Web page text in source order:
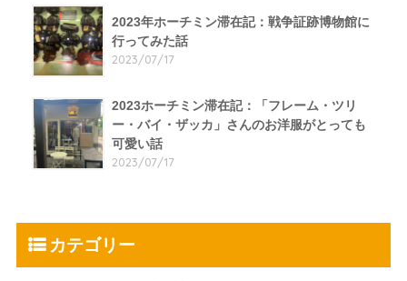
2023年ホーチミン滞在記：戦争証跡博物館に
行ってみた話
2023/07/17
2023ホーチミン滞在記：「フレーム・ツリ
ー・バイ・ザッカ」さんのお洋服がとっても
可愛い話
2023/07/17
カテゴリー